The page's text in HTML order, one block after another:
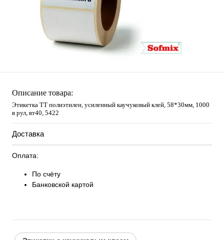
Описание товара:
Этикетка ТТ полиэтилен, усиленный каучуковый клей, 58*30мм, 1000
в рул, вт40, 5422
Доставка
Оплата:
По счёту
Банковской картой